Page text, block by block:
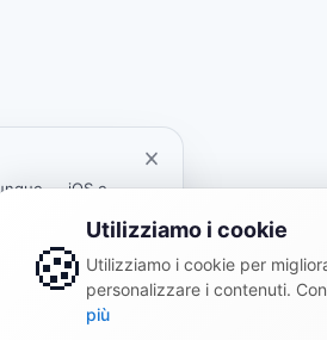
— iOS e
🍪
Utilizziamo i cookie
Utilizziamo i cookie per
personalizzare i contenuti.
più